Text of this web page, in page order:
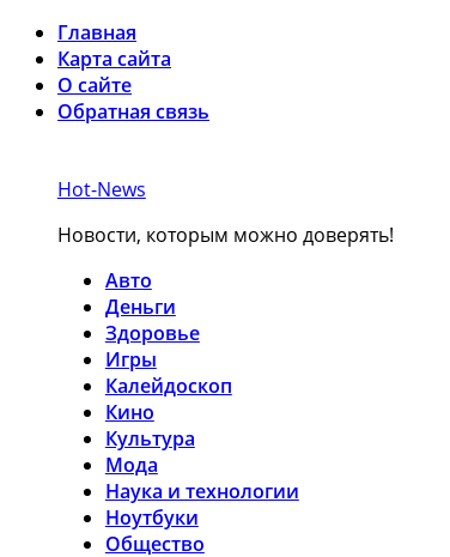
Главная
Карта сайта
О сайте
Обратная связь
Hot-News
Новости, которым можно доверять!
Авто
Деньги
Здоровье
Игры
Калейдоскоп
Кино
Культура
Мода
Наука и технологии
Ноутбуки
Общество